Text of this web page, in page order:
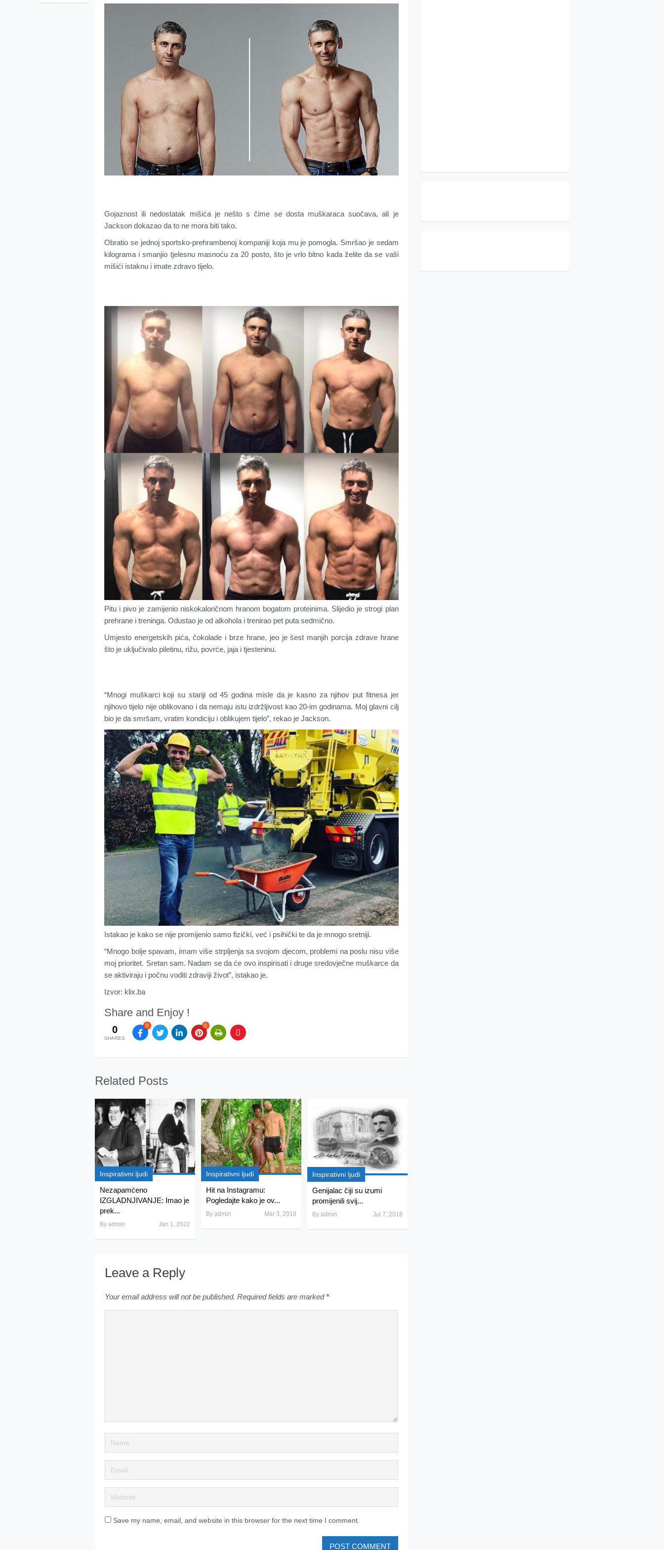
Gojaznost ili nedostatak mišića je nešto s čime se dosta muškaraca suočava, ali je
Jackson dokazao da to ne mora biti tako.
Obratio se jednoj sportsko-prehrambenoj kompaniji koja mu je pomogla. Smršao je sedam
kilograma i smanjio tjelesnu masnoću za 20 posto, što je vrlo bitno kada želite da se vaši
mišići istaknu i imate zdravo tijelo.
Pitu i pivo je zamijenio niskokaloričnom hranom bogatom proteinima. Slijedio je strogi plan
prehrane i treninga. Odustao je od alkohola i trenirao pet puta sedmično.
Umjesto energetskih pića, čokolade i brze hrane, jeo je šest manjih porcija zdrave hrane
što je uključivalo piletinu, rižu, povrće, jaja i tjesteninu.
“Mnogi muškarci koji su stariji od 45 godina misle da je kasno za njihov put fitnesa jer
njihovo tijelo nije oblikovano i da nemaju istu izdržljivost kao 20-im godinama. Moj glavni cilj
bio je da smršam, vratim kondiciju i oblikujem tijelo”, rekao je Jackson.
Istakao je kako se nije promijenio samo fizički, već i psihički te da je mnogo sretniji.
“Mnogo bolje spavam, imam više strpljenja sa svojom djecom, problemi na poslu nisu više
moj prioritet. Sretan sam. Nadam se da će ovo inspirisati i druge sredovječne muškarce da
se aktiviraju i počnu voditi zdraviji život”, istakao je.
Izvor: klix.ba
Share and Enjoy !
0
SHARES
0 0
Related Posts
Inspirativni ljudi
Nezapamćeno
IZGLADNJIVANJE: Imao je
prek...
By admin Jan 1, 2022
Inspirativni ljudi
Hit na Instagramu:
Pogledajte kako je ov...
By admin Mar 3, 2018
Inspirativni ljudi
Genijalac čiji su izumi
promijenili svij...
By admin Jul 7, 2016
Leave a Reply
Your email address will not be published. Required fields are marked *
Save my name, email, and website in this browser for the next time I comment.